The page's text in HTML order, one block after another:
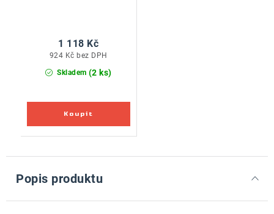
Skladem (2 ks)
924 Kč bez DPH
1 118 Kč
Popis produktu